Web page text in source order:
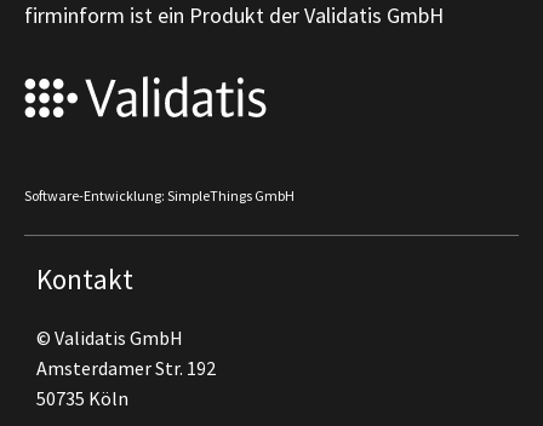
firminform ist ein Produkt der Validatis GmbH
Software-Entwicklung: SimpleThings GmbH
Kontakt
© Validatis GmbH
Amsterdamer Str. 192
50735 Köln